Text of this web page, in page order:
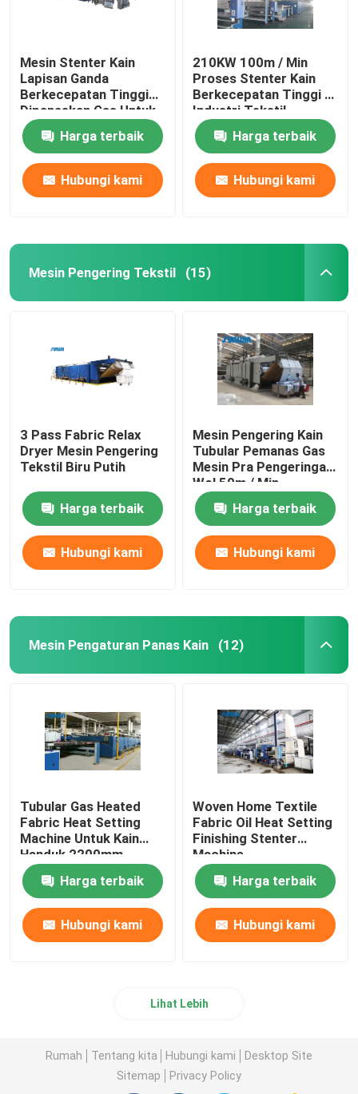
Mesin Stenter Kain
Lapisan Ganda
Berkecepatan Tinggi
Dipanaskan Gas Untuk
Kain Rajut
Harga terbaik
Hubungi kami
210KW 100m / Min
Proses Stenter Kain
Berkecepatan Tinggi Di
Industri Tekstil
2800mm
Harga terbaik
Hubungi kami
Mesin Pengering Tekstil (15)
3 Pass Fabric Relax
Dryer Mesin Pengering
Tekstil Biru Putih
Harga terbaik
Hubungi kami
Mesin Pengering Kain
Tubular Pemanas Gas
Mesin Pra Pengeringan
Wol 50m / Min
Harga terbaik
Hubungi kami
Mesin Pengaturan Panas Kain (12)
Tubular Gas Heated
Fabric Heat Setting
Machine Untuk Kain
Handuk 2200mm
Harga terbaik
Hubungi kami
Woven Home Textile
Fabric Oil Heat Setting
Finishing Stenter
Machine
Harga terbaik
Hubungi kami
Lihat Lebih
Rumah Tentang kita Hubungi kami
Desktop Site
Sitemap
Privacy Policy